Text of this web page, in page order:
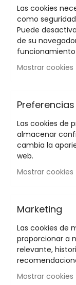
Ahora
Limpiar
Precio
No
Las cookies
como
Puede
de su
funcionamiento
Mostrar cookies
Preferencias
Las cookies de
almacenar
cambia la
web.
Mostrar cookies
Marketing
Las cookies de
proporcionar a
relevante,
Mostrar cookies